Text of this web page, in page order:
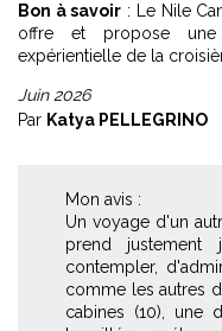
Bon à savoir : Le Nile
offre et propose une
expérientielle de la
Juin 2026
Par Katya PELLEGRINO
Mon avis :
Un voyage d'un
prend
contempler,
comme les autres
cabines (10), une